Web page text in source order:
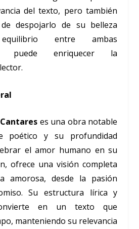
del texto, pero también
despojarlo de su belleza
entre ambas
puede enriquecer la
es una obra notable
poético y su profundidad
el amor humano en su
ofrece una visión completa
amorosa, desde la pasión
Su estructura lírica y
en un texto que
manteniendo su relevancia